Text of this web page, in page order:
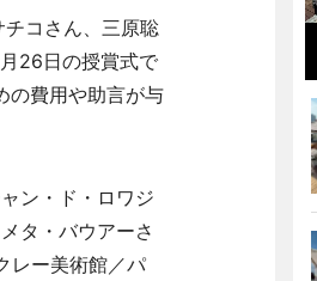
コさん、三原聡
26日の授賞式で
の費用や助言が与
ン・ド・ロワジ
タ・バウアーさ
レー美術館／パ